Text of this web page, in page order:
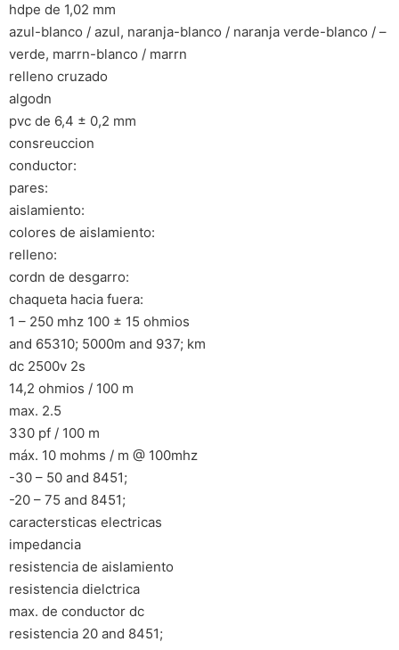
hdpe de 1,02 mm
azul-blanco / azul, naranja-blanco / naranja verde-blanco / –
verde, marrn-blanco / marrn
relleno cruzado
algodn
pvc de 6,4 ± 0,2 mm
consreuccion
conductor:
pares:
aislamiento:
colores de aislamiento:
relleno:
cordn de desgarro:
chaqueta hacia fuera:
1 – 250 mhz 100 ± 15 ohmios
and 65310; 5000m and 937; km
dc 2500v 2s
14,2 ohmios / 100 m
max. 2.5
330 pf / 100 m
máx. 10 mohms / m @ 100mhz
-30 – 50 and 8451;
-20 – 75 and 8451;
caractersticas electricas
impedancia
resistencia de aislamiento
resistencia dielctrica
max. de conductor dc
resistencia 20 and 8451;